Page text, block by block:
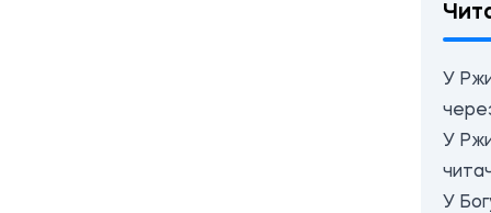
У
У
У